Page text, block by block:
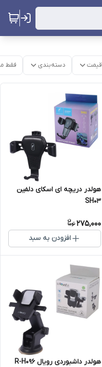
قیمت دسته‌بندی فقط
هولدر دریچه ای اسکای دلفین
SH03
275,000
افزودن به سبد
هولدر داشبوردی رویال R-H096